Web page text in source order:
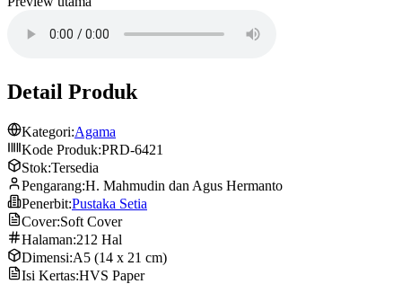
Detail Produk
Kategori:Agama
Kode Produk:PRD-6421
Stok:Tersedia
Pengarang:H. Mahmudin dan Agus Hermanto
Penerbit:Pustaka Setia
Cover:Soft Cover
Halaman:212 Hal
Dimensi:A5 (14 x 21 cm)
Isi Kertas:HVS Paper